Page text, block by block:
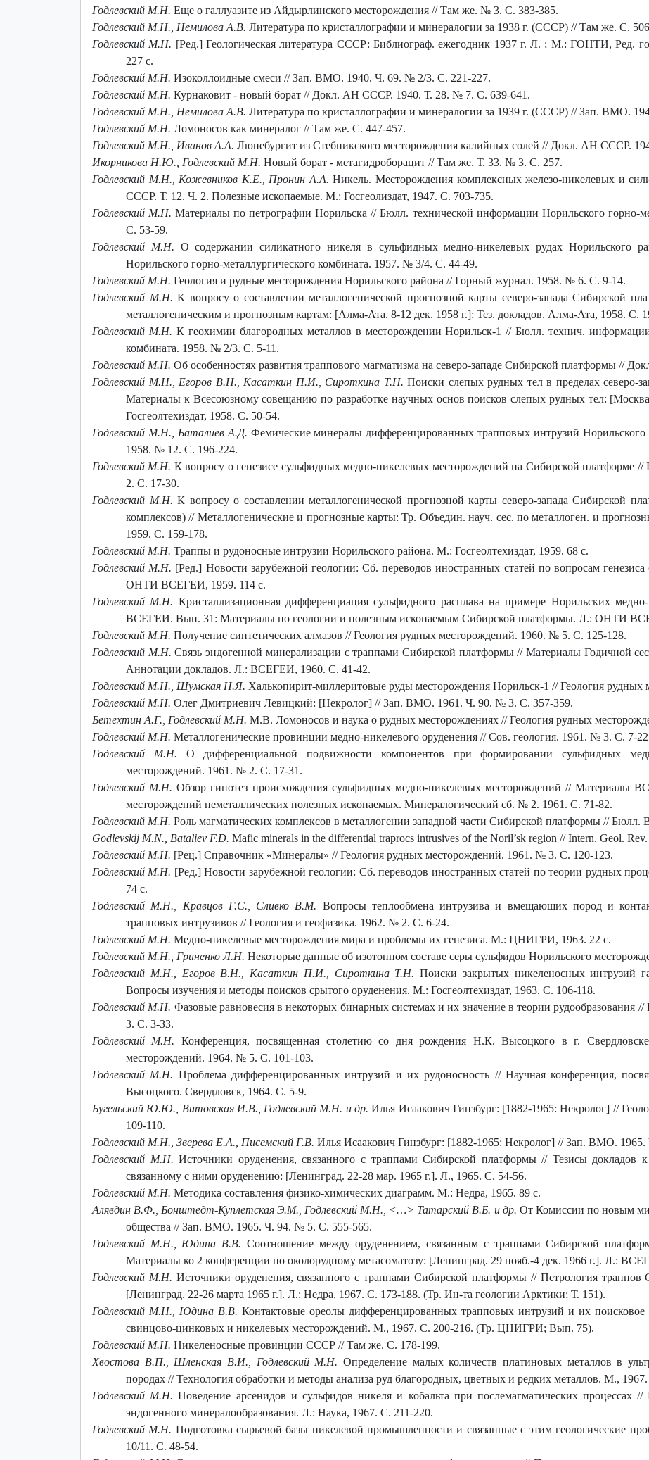
Годлевский М.Н. Еще о галлуазите из Айдырлинского месторождения // Там же. № 3. С. 383-385.
Годлевский М.Н., Немилова А.В. Литература по кристаллографии и минералогии за 1938 г. (СССР) // Там же. С.
Годлевский М.Н. [Ред.] Геологическая литература СССР: Библиограф. ежегодник 1937 г. Л. ; М.: ГОНТИ, Ред.
227 с.
Годлевский M.H. Изоколлоидные смеси // Зап. ВМО. 1940. Ч. 69. № 2/3. С. 221-227.
Годлевский М.Н. Курнаковит - новый борат // Докл. АН СССР. 1940. Т. 28. № 7. С. 639-641.
Годлевский М.Н., Немилова А.В. Литература по кристаллографии и минералогии за 1939 г. (СССР) // Зап. ВМО.
Годлевский М.Н. Ломоносов как минералог // Там же. С. 447-457.
Годлевский М.Н., Иванов А.А. Люнебургит из Стебникского месторождения калийных солей // Докл. АН СССР.
Икорникова Н.Ю., Годлевский М.Н. Новый борат - метагидроборацит // Там же. Т. 33. № 3. С. 257.
Годлевский М.Н., Кожевников К.Е., Пронин А.А. Никель. Месторождения комплексных железо-никелевых и
СССР. Т. 12. Ч. 2. Полезные ископаемые. М.: Госгеолиздат, 1947. С. 703-735.
Годлевский М.Н. Материалы по петрографии Норильска // Бюлл. технической информации Норильского горно-
С. 53-59.
Годлевский М.Н. О содержании силикатного никеля в сульфидных медно-никелевых рудах Норильского
Норильского горно-металлургического комбината. 1957. № 3/4. С. 44-49.
Годлевский М.Н. Геология и рудные месторождения Норильского района // Горный журнал. 1958. № 6. С. 9-14.
Годлевский М.Н. К вопросу о составлении металлогенической прогнозной карты северо-запада Сибирской
металлогеническим и прогнозным картам: [Алма-Ата. 8-12 дек. 1958 г.]: Тез. докладов. Алма-Ата, 1958. С.
Годлевский М.Н. К геохимии благородных металлов в месторождении Норильск-1 // Бюлл. технич.
комбината. 1958. № 2/3. С. 5-11.
Годлевский М.Н. Об особенностях развития траппового магматизма на северо-западе Сибирской платформы //
Годлевский М.Н., Егоров В.Н., Касаткин П.И., Сироткина Т.Н. Поиски слепых рудных тел в пределах северо-
Материалы к Всесоюзному совещанию по разработке научных основ поисков слепых рудных тел:
Госгеолтехиздат, 1958. С. 50-54.
Годлевский М.Н., Баталиев А.Д. Фемические минералы дифференцированных трапповых интрузий
1958. № 12. С. 196-224.
Годлевский М.Н. К вопросу о генезисе сульфидных медно-никелевых месторождений на Сибирской платформе
2. С. 17-30.
Годлевский М.Н.К вопросу о составлении металлогенической прогнозной карты северо-запада Сибирской
комплексов) // Металлогенические и прогнозные карты: Тр. Объедин. науч. сес. по металлоген. и
1959. С. 159-178.
Годлевский М.Н. Траппы и рудоносные интрузии Норильского района. М.: Госгеолтехиздат, 1959. 68 с.
Годлевский М.Н. [Ред.] Новости зарубежной геологии: Сб. переводов иностранных статей по вопросам
ОНТИ ВСЕГЕИ, 1959. 114 с.
Годлевский М.Н. Кристаллизационная дифференциация сульфидного расплава на примере Норильских
ВСЕГЕИ. Вып. 31: Материалы по геологии и полезным ископаемым Сибирской платформы. Л.: ОНТИ
Годлевский М.Н. Получение синтетических алмазов // Геология рудных месторождений. 1960. № 5. С. 125-128.
Годлевский M.H. Связь эндогенной минерализации с траппами Сибирской платформы // Материалы Годичной
Аннотации докладов. Л.: ВСЕГЕИ, 1960. С. 41-42.
Годлевский М.Н., Шумская Н.Я. Халькопирит-миллеритовые руды месторождения Норильск-1 // Геология
Годлевский М.Н. Олег Дмитриевич Левицкий: [Некролог] // Зап. ВМО. 1961. Ч. 90. № 3. С. 357-359.
Бетехтин А.Г., Годлевский М.Н. М.В. Ломоносов и наука о рудных месторождениях // Геология рудных
Годлевский М.Н. Металлогенические провинции медно-никелевого оруденения // Сов. геология. 1961. № 3. С. 7-
Годлевский М.Н. О дифференциальной подвижности компонентов при формировании сульфидных
месторождений. 1961. № 2. С. 17-31.
Годлевский М.Н. Обзор гипотез происхождения сульфидных медно-никелевых месторождений // Материалы
месторождений неметаллических полезных ископаемых. Минералогический сб. № 2. 1961. С. 71-82.
Годлевский М.Н. Роль магматических комплексов в металлогении западной части Сибирской платформы //
Godlevskij M.N., Bataliev F.D. Mafic minerals in the differential traprocs intrusives of the Noril’sk region // Intern. Geol.
Годлевский М.Н. [Рец.] Справочник «Минералы» // Геология рудных месторождений. 1961. № 3. С. 120-123.
Годлевский М.Н. [Ред.] Новости зарубежной геологии: Сб. переводов иностранных статей по теории рудных
74 с.
Годлевский M.H., Кравцов Г.С., Сливко В.М. Вопросы теплообмена интрузива и вмещающих пород и
трапповых интрузивов // Геология и геофизика. 1962. № 2. С. 6-24.
Годлевский М.Н. Медно-никелевые месторождения мира и проблемы их генезиса. М.: ЦНИГРИ, 1963. 22 с.
Годлевский М.Н., Гриненко Л.Н. Некоторые данные об изотопном составе серы сульфидов Норильского
Годлевский М.Н., Егоров В.Н., Касаткин П.И., Сироткина Т.Н. Поиски закрытых никеленосных интрузий
Вопросы изучения и методы поисков срытого оруденения. М.: Госгеолтехиздат, 1963. С. 106-118.
Годлевский М.Н. Фазовые равновесия в некоторых бинарных системах и их значение в теории рудообразования
3. С. 3-ЗЗ.
Годлевский M.H. Конференция, посвященная столетию со дня рождения Н.К. Высоцкого в г.
месторождений. 1964. № 5. С. 101-103.
Годлевский М.Н. Проблема дифференцированных интрузий и их рудоносность // Научная конференция,
Высоцкого. Свердловск, 1964. С. 5-9.
Бугельский Ю.Ю., Витовская И.В., Годлевский М.Н. и др. Илья Исаакович Гинзбург: [1882-1965: Некролог] //
109-110.
Годлевский М.Н., Зверева Е.А., Писемский Г.В. Илья Исаакович Гинзбург: [1882-1965: Некролог] // Зап. ВМО.
Годлевский М.Н. Источники оруденения, связанного с траппами Сибирской платформы // Тезисы докладов
связанному с ними оруденению: [Ленинград. 22-28 мар. 1965 г.]. Л., 1965. С. 54-56.
Годлевский М.Н. Методика составления физико-химических диаграмм. М.: Недра, 1965. 89 с.
Алявдин В.Ф., Бонштедт-Куплетская Э.М., Годлевский М.Н., <…> Татарский В.Б. и др. От Комиссии по новым
общества // Зап. ВМО. 1965. Ч. 94. № 5. С. 555-565.
Годлевский M.H., Юдина В.В. Соотношение между оруденением, связанным с траппами Сибирской
Материалы ко 2 конференции по околорудному метасоматозу: [Ленинград. 29 нояб.-4 дек. 1966 г.]. Л.:
Годлевский М.Н. Источники оруденения, связанного с траппами Сибирской платформы // Петрология
[Ленинград. 22-26 марта 1965 г.]. Л.: Недра, 1967. С. 173-188. (Тр. Ин-та геологии Арктики; Т. 151).
Годлевский M.H., Юдина В.В. Контактовые ореолы дифференцированных трапповых интрузий и их поисковое
свинцово-цинковых и никелевых месторождений. М., 1967. С. 200-216. (Тр. ЦНИГРИ; Вып. 75).
Годлевский М.Н. Никеленосные провинции СССР // Там же. С. 178-199.
Хвостова В.П., Шленская В.И., Годлевский М.Н. Определение малых количеств платиновых металлов в
породах // Технология обработки и методы анализа руд благородных, цветных и редких металлов. М.,
Годлевский М.H. Поведение арсенидов и сульфидов никеля и кобальта при послемагматических процессах
эндогенного минералообразования. Л.: Наука, 1967. С. 211-220.
Годлевский М.Н. Подготовка сырьевой базы никелевой промышленности и связанные с этим геологические
10/11. С. 48-54.